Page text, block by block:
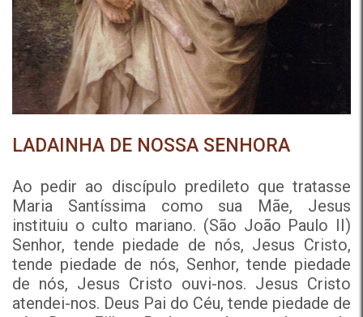
LADAINHA DE NOSSA SENHORA
Ao pedir ao discípulo predileto que tratasse
Maria Santíssima como sua Mãe, Jesus
instituiu o culto mariano. (São João Paulo II)
Senhor, tende piedade de nós, Jesus Cristo,
tende piedade de nós, Senhor, tende piedade
de nós, Jesus Cristo ouvi-nos. Jesus Cristo
atendei-nos. Deus Pai do Céu, tende piedade de